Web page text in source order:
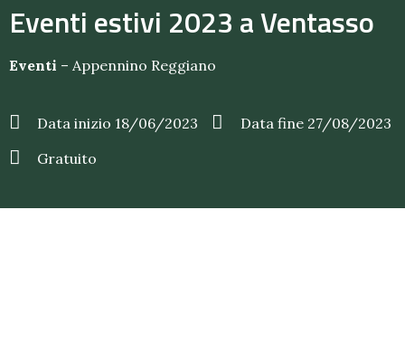
Eventi estivi 2023 a Ventasso
Eventi – Appennino Reggiano
Data inizio 18/06/2023
Data fine 27/08/2023
Gratuito